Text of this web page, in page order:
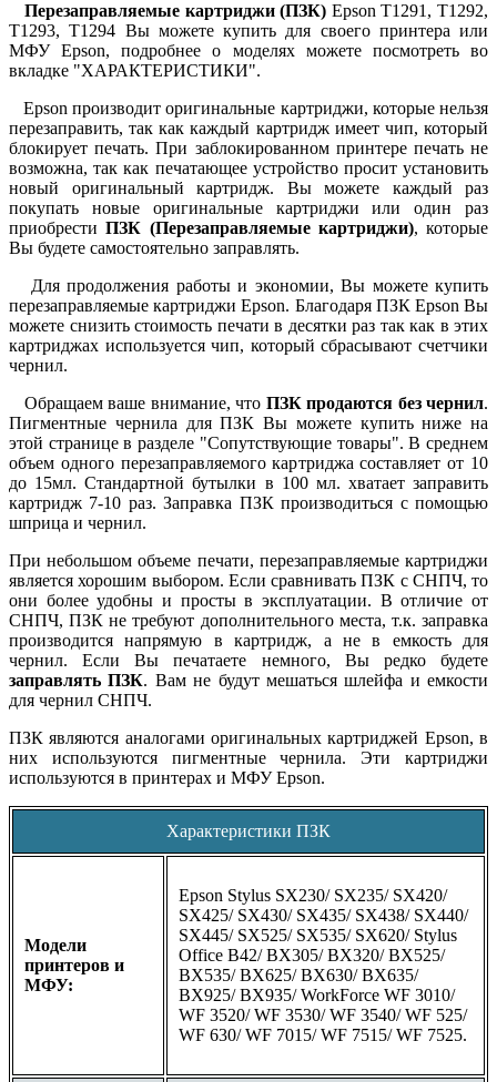
Перезаправляемые картриджи (ПЗК) Epson T1291, T1292,
T1293, T1294 Вы можете купить для своего принтера или
МФУ Epson, подробнее о моделях можете посмотреть во
вкладке "ХАРАКТЕРИСТИКИ".
Epson производит оригинальные картриджи, которые нельзя
перезаправить, так как каждый картридж имеет чип, который
блокирует печать. При заблокированном принтере печать не
возможна, так как печатающее устройство просит установить
новый оригинальный картридж. Вы можете каждый раз
покупать новые оригинальные картриджи или один раз
приобрести ПЗК (Перезаправляемые картриджи), которые
Вы будете самостоятельно заправлять.
Для продолжения работы и экономии, Вы можете купить
перезаправляемые картриджи Epson. Благодаря ПЗК Epson Вы
можете снизить стоимость печати в десятки раз так как в этих
картриджах используется чип, который сбрасывают счетчики
чернил.
Обращаем ваше внимание, что ПЗК продаются без чернил.
Пигментные чернила для ПЗК Вы можете купить ниже на
этой странице в разделе "Сопутствующие товары". В среднем
объем одного перезаправляемого картриджа составляет от 10
до 15мл. Стандартной бутылки в 100 мл. хватает заправить
картридж 7-10 раз. Заправка ПЗК производиться с помощью
шприца и чернил.
При небольшом объеме печати, перезаправляемые картриджи
является хорошим выбором. Если сравнивать ПЗК с СНПЧ, то
они более удобны и просты в эксплуатации. В отличие от
СНПЧ, ПЗК не требуют дополнительного места, т.к. заправка
производится напрямую в картридж, а не в емкость для
чернил. Если Вы печатаете немного, Вы редко будете
заправлять ПЗК. Вам не будут мешаться шлейфа и емкости
для чернил СНПЧ.
ПЗК являются аналогами оригинальных картриджей Epson, в
них используются пигментные чернила. Эти картриджи
используются в принтерах и МФУ Epson.
Характеристики ПЗК
Модели
принтеров и
МФУ:
Epson Stylus SX230/ SX235/ SX420/
SX425/ SX430/ SX435/ SX438/ SX440/
SX445/ SX525/ SX535/ SX620/ Stylus
Office B42/ BX305/ BX320/ BX525/
BX535/ BX625/ BX630/ BX635/
BX925/ BX935/ WorkForce WF 3010/
WF 3520/ WF 3530/ WF 3540/ WF 525/
WF 630/ WF 7015/ WF 7515/WF 7525.